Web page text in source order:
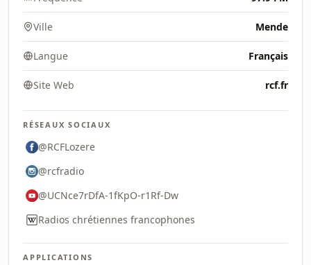
Ville Mende
Langue Français
Site Web rcf.fr
RÉSEAUX SOCIAUX
@RCFLozere
@rcfradio
@UCNce7rDfA-1fKpO-r1Rf-Dw
Radios chrétiennes francophones
APPLICATIONS